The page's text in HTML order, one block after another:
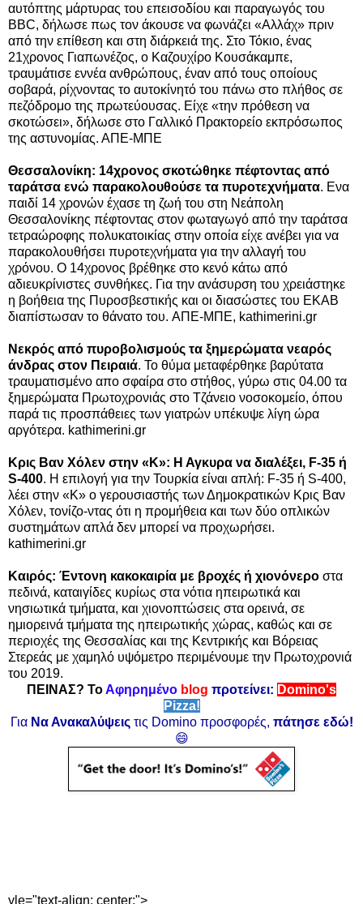
αυτόπτης μάρτυρας του επεισοδίου και παραγωγός του
BBC, δήλωσε πως τον άκουσε να φωνάζει «Αλλάχ» πριν
από την επίθεση και στη διάρκειά της. Στο Τόκιο, ένας
21χρονος Γιαπωνέζος, ο Καζουχίρο Κουσάκαμπε,
τραυμάτισε εννέα ανθρώπους, έναν από τους οποίους
σοβαρά, ρίχνοντας το αυτοκίνητό του πάνω στο πλήθος σε
πεζόδρομο της πρωτεύουσας. Είχε «την πρόθεση να
σκοτώσει», δήλωσε στο Γαλλικό Πρακτορείο εκπρόσωπος
της αστυνομίας. ΑΠΕ-ΜΠΕ
Θεσσαλονίκη: 14χρονος σκοτώθηκε πέφτοντας από
ταράτσα ενώ παρακολουθούσε τα πυροτεχνήματα. Ενα
παιδί 14 χρονών έχασε τη ζωή του στη Νεάπολη
Θεσσαλονίκης πέφτοντας στον φωταγωγό από την ταράτσα
τετραώροφης πολυκατοικίας στην οποία είχε ανέβει για να
παρακολουθήσει πυροτεχνήματα για την αλλαγή του
χρόνου. Ο 14χρονος βρέθηκε στο κενό κάτω από
αδιευκρίνιστες συνθήκες. Για την ανάσυρση του χρειάστηκε
η βοήθεια της Πυροσβεστικής και οι διασώστες του ΕΚΑΒ
διαπίστωσαν το θάνατο του. ΑΠΕ-ΜΠΕ, kathimerini.gr
Νεκρός από πυροβολισμούς τα ξημερώματα νεαρός
άνδρας στον Πειραιά. Το θύμα μεταφέρθηκε βαρύτατα
τραυματισμένο απο σφαίρα στο στήθος, γύρω στις 04.00 τα
ξημερώματα Πρωτοχρονιάς στο Τζάνειο νοσοκομείο, όπου
παρά τις προσπάθειες των γιατρών υπέκυψε λίγη ώρα
αργότερα. kathimerini.gr
Κρις Βαν Χόλεν στην «Κ»: Η Αγκυρα να διαλέξει, F-35 ή
S-400. Η επιλογή για την Τουρκία είναι απλή: F-35 ή S-400,
λέει στην «Κ» ο γερουσιαστής των Δημοκρατικών Κρις Βαν
Χόλεν, τονίζο-ντας ότι η προμήθεια και των δύο οπλικών
συστημάτων απλά δεν μπορεί να προχωρήσει.
kathimerini.gr
Καιρός: Έντονη κακοκαιρία με βροχές ή χιονόνερο στα
πεδινά, καταιγίδες κυρίως στα νότια ηπειρωτικά και
νησιωτικά τμήματα, και χιονοπτώσεις στα ορεινά, σε
ημιορεινά τμήματα της ηπειρωτικής χώρας, καθώς και σε
περιοχές της Θεσσαλίας και της Κεντρικής και Βόρειας
Στερεάς με χαμηλό υψόμετρο περιμένουμε την Πρωτοχρονιά
του 2019.
ΠΕΙΝΑΣ? ΤοΑφηρημένο blog προτείνει: Domino's
Pizza!
Για Να Ανακαλύψειςτις Domino προσφορές, πάτησε εδώ!
😄
yle="text-align: center;">